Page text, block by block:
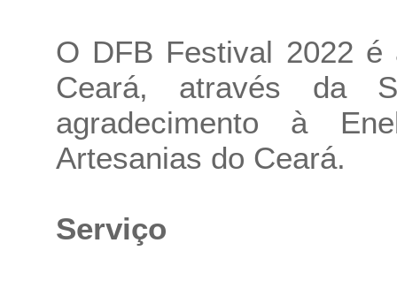
O DFB Festival 2022 é
Ceará, através da
agradecimento à
Artesanias do Ceará.
Serviço